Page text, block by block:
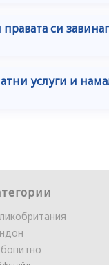
си
услуги и